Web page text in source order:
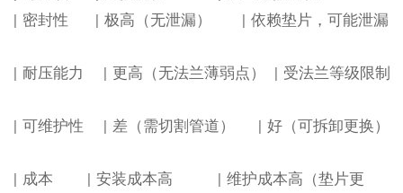
密封性 |极高（无泄漏） |依赖垫片，可能泄漏
耐压能力 更高（无法兰薄弱点） 受法兰等级限制
可维护性 差（需切割管道） |好（可拆卸更换）
成本 |安装成本高 |维护成本高（垫片更